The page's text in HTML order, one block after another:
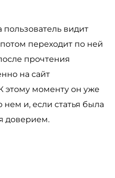
видит
переходит по ней
прочтения
на сайт
этому моменту он уже
и, если статья была
доверием.